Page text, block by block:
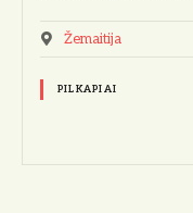
Žemaitija
PILKAPIAI